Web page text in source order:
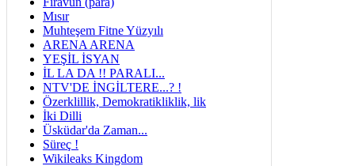
Mısır
Muhteşem Fitne Yüzyılı
ARENA ARENA
YEŞİL İSYAN
İL LA DA !! PARALI...
NTV'DE İNGİLTERE...? !
Özerklillik, Demokratikliklik, lik
İki Dilli
Üsküdar'da Zaman...
Süreç !
Wikileaks Kingdom